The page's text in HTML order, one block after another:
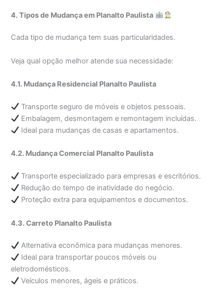
4. Tipos de Mudança em Planalto Paulista
Cada tipo de mudança tem suas particularidades.
Veja qual opção melhor atende sua necessidade:
4.1. Mudança Residencial Planalto Paulista
Transporte seguro de móveis e objetos pessoais.
Embalagem, desmontagem e remontagem incluídas.
Ideal para mudanças de casas e apartamentos.
4.2. Mudança Comercial Planalto Paulista
Transporte especializado para empresas e escritórios.
Redução do tempo de inatividade do negócio.
Proteção extra para equipamentos e documentos.
4.3. Carreto Planalto Paulista
Alternativa econômica para mudanças menores.
Ideal para transportar poucos móveis ou
eletrodomésticos.
Veículos menores, ágeis e práticos.